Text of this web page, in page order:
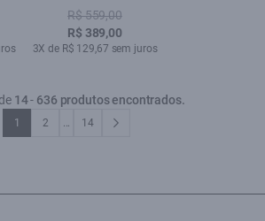
Ellus Classic Mc Preto
R$ 559,00
R$ 389,00
3X de R$ 129,67 sem juros
de 14- 636 produtos encontrados.
1 2 ... 14